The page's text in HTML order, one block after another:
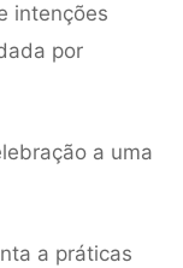
intenções
por
a uma
a práticas